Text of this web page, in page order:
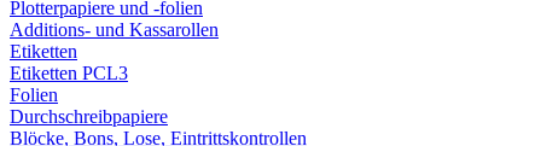
Plotterpapiere und -folien
Additions- und Kassarollen
Etiketten
Etiketten PCL3
Folien
Durchschreibpapiere
Blöcke, Bons, Lose, Eintrittskontrollen